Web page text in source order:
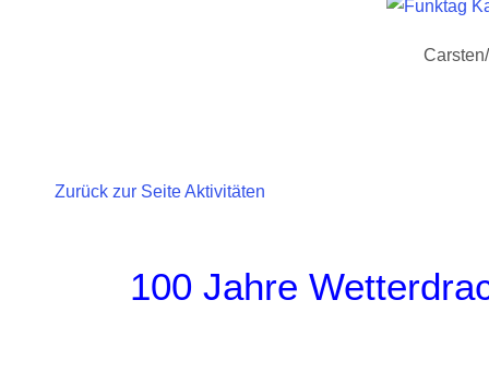
Zurück zur Seite Aktivitäten
100 Jahre